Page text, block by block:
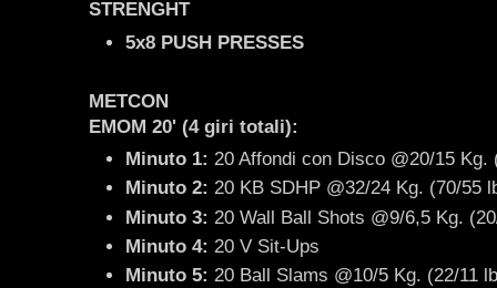
STRENGHT
5x8 PUSH PRESSES
METCON
EMOM 20' (4 giri totali):
Minuto 1: 20 Affondi con Disco @20/15 Kg.
Minuto 2: 20 KB SDHP @32/24 Kg. (70/55
Minuto 3: 20 Wall Ball Shots @9/6,5 Kg.
Minuto 4: 20 V Sit-Ups
Minuto 5: 20 Ball Slams @10/5 Kg. (22/11